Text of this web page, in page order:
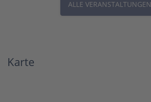
ALLE VERANSTALTUNGEN
Karte